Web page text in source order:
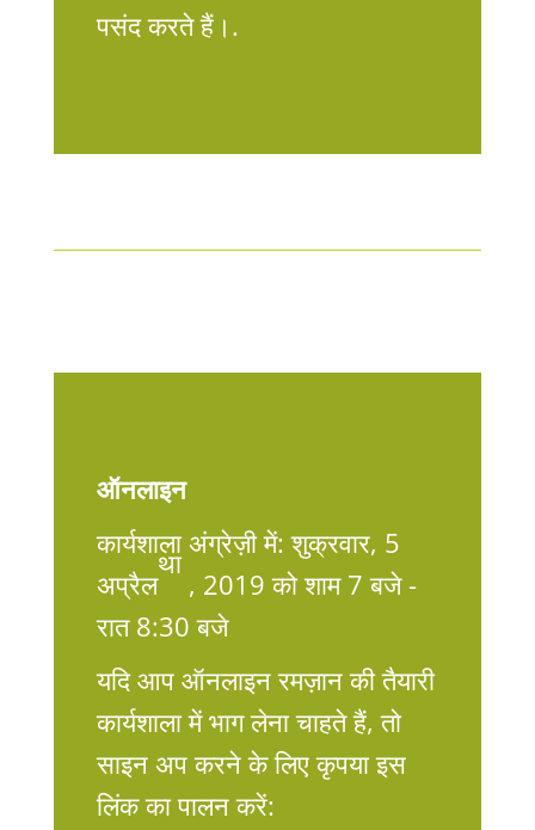
पसंद करते हैं।.
ऑनलाइन
कार्यशाला अंग्रेज़ी में: शुक्रवार, 5
अप्रैल
था
, 2019 को शाम 7 बजे -
रात 8:30 बजे
यदि आप ऑनलाइन रमज़ान की तैयारी
कार्यशाला में भाग लेना चाहते हैं, तो
साइन अप करने के लिए कृपया इस
लिंक का पालन करें: